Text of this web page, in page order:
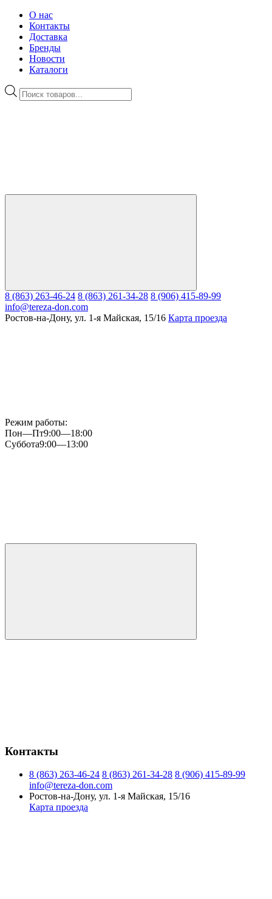
О нас
Контакты
Доставка
Бренды
Новости
Каталоги
Поиск
товаров
8 (863) 263-46-24 8 (863) 261-34-28 8 (906) 415-89-99
info@tereza-don.com
Ростов-на-Дону, ул. 1-я Майская, 15/16 Карта проезда
Режим работы:
Пон—Пт9:00—18:00
Суббота9:00—13:00
Контакты
8 (863) 263-46-24 8 (863) 261-34-28 8 (906) 415-89-99
info@tereza-don.com
Ростов-на-Дону, ул. 1-я Майская, 15/16
Карта проезда